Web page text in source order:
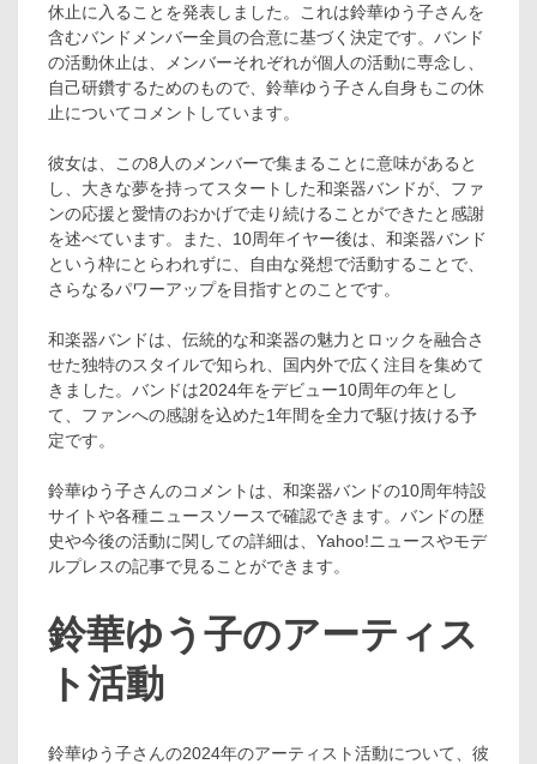
休止に入ることを発表しました。これは鈴華ゆう子さんを
含むバンドメンバー全員の合意に基づく決定です。バンド
の活動休止は、メンバーそれぞれが個人の活動に専念し、
自己研鑽するためのもので、鈴華ゆう子さん自身もこの休
止についてコメントしています。
彼女は、この8人のメンバーで集まることに意味があると
し、大きな夢を持ってスタートした和楽器バンドが、ファ
ンの応援と愛情のおかげで走り続けることができたと感謝
を述べています。また、10周年イヤー後は、和楽器バンド
という枠にとらわれずに、自由な発想で活動することで、
さらなるパワーアップを目指すとのことです。
和楽器バンドは、伝統的な和楽器の魅力とロックを融合さ
せた独特のスタイルで知られ、国内外で広く注目を集めて
きました。バンドは2024年をデビュー10周年の年とし
て、ファンへの感謝を込めた1年間を全力で駆け抜ける予
定です。
鈴華ゆう子さんのコメントは、和楽器バンドの10周年特設
サイトや各種ニュースソースで確認できます。バンドの歴
史や今後の活動に関しての詳細は、Yahoo!ニュースやモデ
ルプレスの記事で見ることができます。
鈴華ゆう子のアーティス
ト活動
鈴華ゆう子さんの2024年のアーティスト活動について、彼